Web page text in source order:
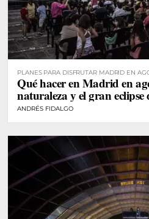
PLANES PARA DISFRUTAR MADRID EN
Qué hacer en Madrid en
naturaleza y el gran eclipse
ANDRÉS FIDALGO